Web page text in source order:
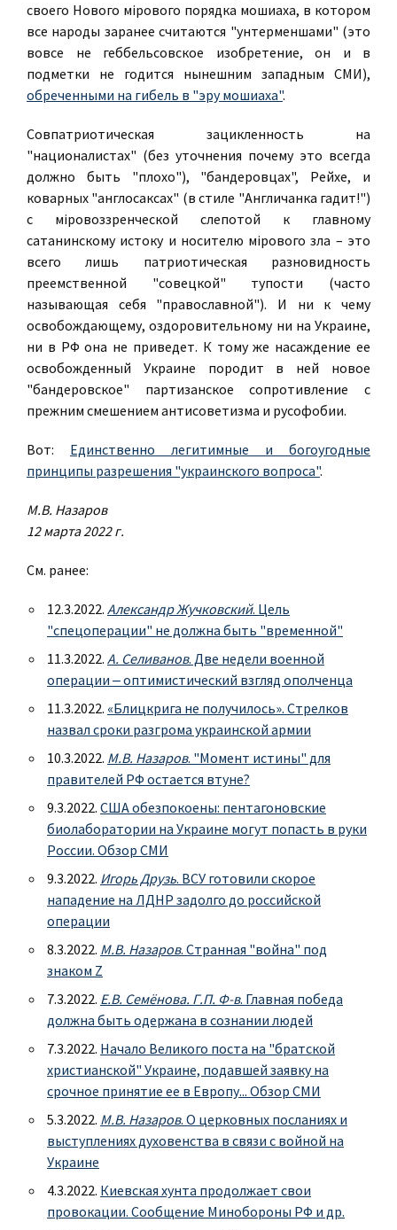
своего Нового мiрового порядка мошиаха, в котором
все народы заранее считаются "унтерменшами" (это
вовсе не геббельсовское изобретение, он и в
подметки не годится нынешним западным СМИ),
обреченными на гибель в "эру мошиаха".
Совпатриотическая зацикленность на
"националистах" (без уточнения почему это всегда
должно быть "плохо"), "бандеровцах", Рейхе, и
коварных "англосаксах" (в стиле "Англичанка гадит!")
с мiровоззренческой слепотой к главному
сатанинскому истоку и носителю мiрового зла – это
всего лишь патриотическая разновидность
преемственной "совецкой" тупости (часто
называющая себя "православной"). И ни к чему
освобождающему, оздоровительному ни на Украине,
ни в РФ она не приведет. К тому же насаждение ее
освобожденный Украине породит в ней новое
"бандеровское" партизанское сопротивление с
прежним смешением антисоветизма и русофобии.
Вот: Единственно легитимные и богоугодные
принципы разрешения "украинского вопроса".
М.В. Назаров
12 марта 2022 г.
См. ранее:
12.3.2022. Александр Жучковский. Цель
"спецоперации" не должна быть "временной"
11.3.2022. А. Селиванов. Две недели военной
операции ‒ оптимистический взгляд ополченца
11.3.2022. «Блицкрига не получилось». Стрелков
назвал сроки разгрома украинской армии
10.3.2022. М.В. Назаров. "Момент истины" для
правителей РФ остается втуне?
9.3.2022. США обезпокоены: пентагоновские
биолаборатории на Украине могут попасть в руки
России. Обзор СМИ
9.3.2022. Игорь Друзь. ВСУ готовили скорое
нападение на ЛДНР задолго до российской
операции
8.3.2022. М.В. Назаров. Странная "война" под
знаком Z
7.3.2022. Е.В. Семёнова. Г.П. Ф-в. Главная победа
должна быть одержана в сознании людей
7.3.2022. Начало Великого поста на "братской
христианской" Украине, подавшей заявку на
срочное принятие ее в Европу... Обзор СМИ
5.3.2022. М.В. Назаров. О церковных посланиях и
выступлениях духовенства в связи с войной на
Украине
4.3.2022. Киевская хунта продолжает свои
провокации. Сообщение Минобороны РФ и др.